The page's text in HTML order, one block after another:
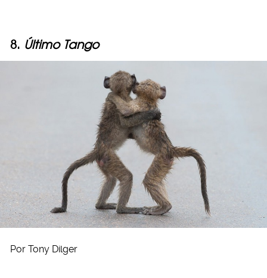
8. Último Tango
Por Tony Dilger